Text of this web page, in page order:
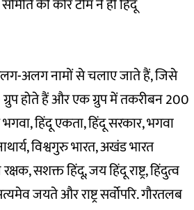
की कोर टीम ने ही हिंदू
अलग नामों से चलाए जाते हैं, जिसे
होते हैं और एक ग्रुप में तकरीबन 200
हिंदू एकता, हिंदू सरकार, भगवा
विश्वगुरु भारत, अखंड भारत
सशक्त हिंदू, जय हिंदू राष्ट्र, हिंदुत्व
जयते और राष्ट्र सर्वोपरि. गौरतलब